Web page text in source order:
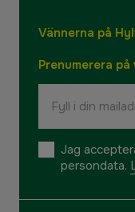
Vännerna på
Prenumerera
Jag
persondata.